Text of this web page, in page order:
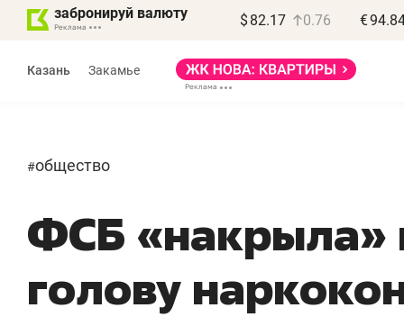
забронируй валюту $ 82.17 0.76 €
Казань Закамье
#общество
ФСБ «накрыла»
голову